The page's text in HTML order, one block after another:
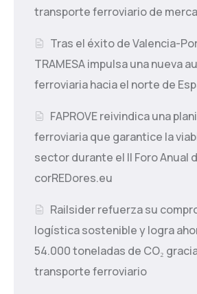
transporte ferroviario de
Tras el éxito de Valencia-
TRAMESA impulsa una nueva
ferroviaria hacia el norte de
FAPROVE reivindica una
ferroviaria que garantice la
sector durante el II Foro Anual
corREDores.eu
Railsider refuerza su
logística sostenible y logra
54.000 toneladas de CO₂
transporte ferroviario